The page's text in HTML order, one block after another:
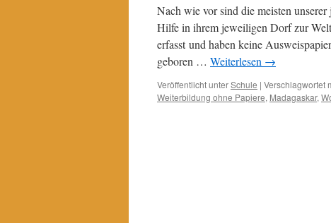
Nach wie vor sind die meisten
Hilfe in ihrem jeweiligen Dorf zur
erfasst und haben keine
geboren … Weiterlesen →
Veröffentlicht unterSchule | Verschlagwortet
Weiterbildung ohne Papiere, Madagaskar,